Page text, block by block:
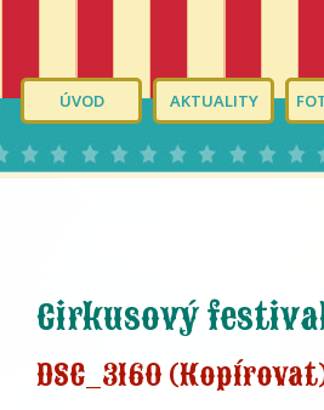
ÚVOD AKTUALITY
Cirkusový
DSC_3160